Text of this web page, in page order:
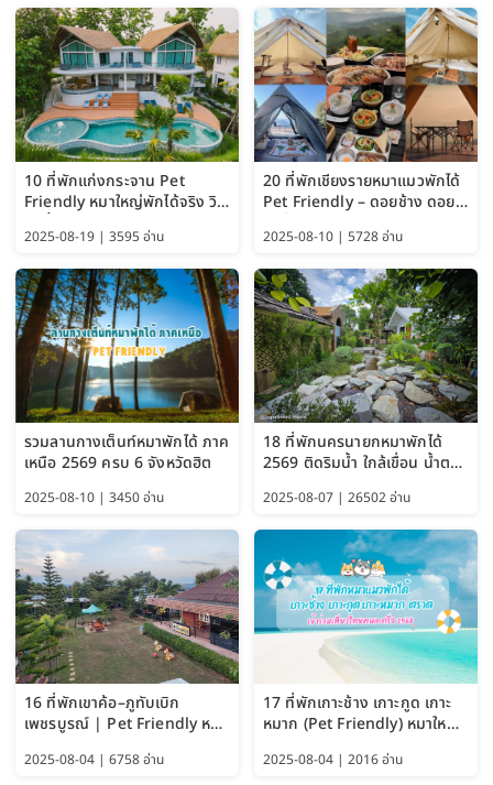
10 ที่พักแก่งกระจาน Pet
Friendly หมาใหญ่พักได้จริง วิว
2025-08-19 | 3595 อ่าน
20 ที่พักเชียงรายหมาแมวพักได้
Pet Friendly – ดอยช้าง ดอย
2025-08-10 | 5728 อ่าน
รวมลานกางเต็นท์หมาพักได้ ภาค
เหนือ 2569 ครบ 6 จังหวัดฮิต
2025-08-10 | 3450 อ่าน
18 ที่พักนครนายกหมาพักได้
2569 ติดริมน้ำ ใกล้เขื่อน น้ำตก
ได้
2025-08-07 | 26502 อ่าน
16 ที่พักเขาค้อ–ภูทับเบิก
เพชรบูรณ์ | Pet Friendly หมา
2025-08-04 | 6758 อ่าน
17 ที่พักเกาะช้าง เกาะกูด เกาะ
หมาก (Pet Friendly) หมาใหญ่
2025-08-04 | 2016 อ่าน